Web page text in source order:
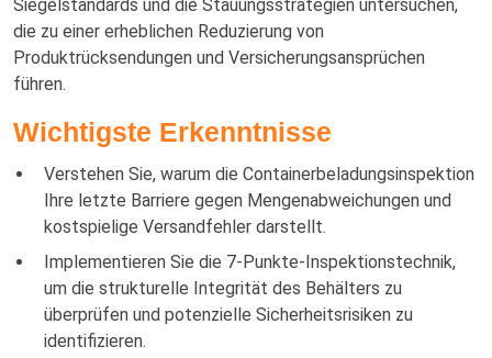
Siegelstandards und die Stauungsstrategien untersuchen,
die zu einer erheblichen Reduzierung von
Produktrücksendungen und Versicherungsansprüchen
führen.
Wichtigste Erkenntnisse
Verstehen Sie, warum die Containerbeladungsinspektion
Ihre letzte Barriere gegen Mengenabweichungen und
kostspielige Versandfehler darstellt.
Implementieren Sie die 7-Punkte-Inspektionstechnik,
um die strukturelle Integrität des Behälters zu
überprüfen und potenzielle Sicherheitsrisiken zu
identifizieren.